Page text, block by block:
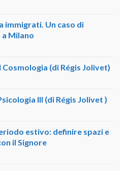
immigrati. Un caso di
Milano
(di Régis Jolivet)
III (di Régis Jolivet )
estivo: definire spazi e
il Signore